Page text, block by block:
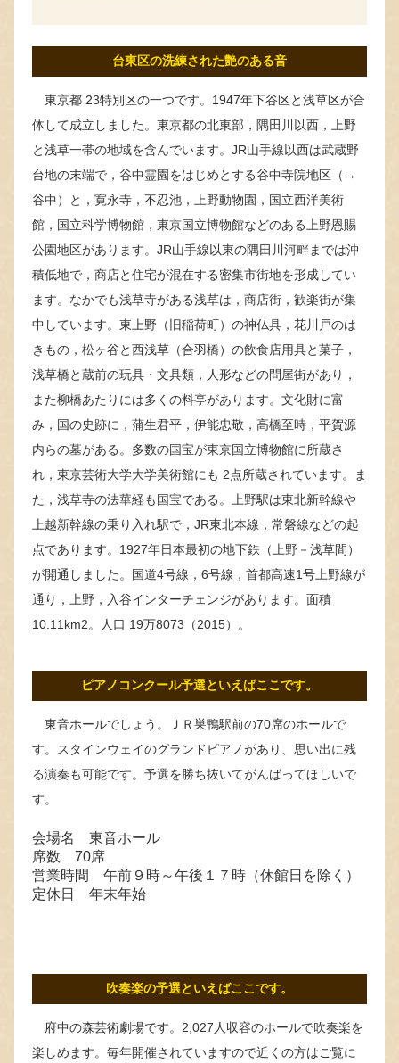
台東区の洗練された艶のある音
東京都 23特別区の一つです。1947年下谷区と浅草区が合
体して成立しました。東京都の北東部，隅田川以西，上野
と浅草一帯の地域を含んでいます。JR山手線以西は武蔵野
台地の末端で，谷中霊園をはじめとする谷中寺院地区（→
谷中）と，寛永寺，不忍池，上野動物園，国立西洋美術
館，国立科学博物館，東京国立博物館などのある上野恩賜
公園地区があります。JR山手線以東の隅田川河畔までは沖
積低地で，商店と住宅が混在する密集市街地を形成してい
ます。なかでも浅草寺がある浅草は，商店街，歓楽街が集
中しています。東上野（旧稲荷町）の神仏具，花川戸のは
きもの，松ヶ谷と西浅草（合羽橋）の飲食店用具と菓子，
浅草橋と蔵前の玩具・文具類，人形などの問屋街があり，
また柳橋あたりには多くの料亭があります。文化財に富
み，国の史跡に，蒲生君平，伊能忠敬，高橋至時，平賀源
内らの墓がある。多数の国宝が東京国立博物館に所蔵さ
れ，東京芸術大学大学美術館にも 2点所蔵されています。ま
た，浅草寺の法華経も国宝である。上野駅は東北新幹線や
上越新幹線の乗り入れ駅で，JR東北本線，常磐線などの起
点であります。1927年日本最初の地下鉄（上野－浅草間）
が開通しました。国道4号線，6号線，首都高速1号上野線が
通り，上野，入谷インターチェンジがあります。面積
10.11km2。人口 19万8073（2015）。
ピアノコンクール予選といえばここです。
東音ホールでしょう。ＪＲ巣鴨駅前の70席のホールで
す。スタインウェイのグランドピアノがあり、思い出に残
る演奏も可能です。予選を勝ち抜いてがんばってほしいで
す。
会場名 東音ホール
席数 70席
営業時間 午前９時～午後１７時（休館日を除く）
定休日 年末年始
吹奏楽の予選といえばここです。
府中の森芸術劇場です。2,027人収容のホールで吹奏楽を
楽しめます。毎年開催されていますので近くの方はご覧に